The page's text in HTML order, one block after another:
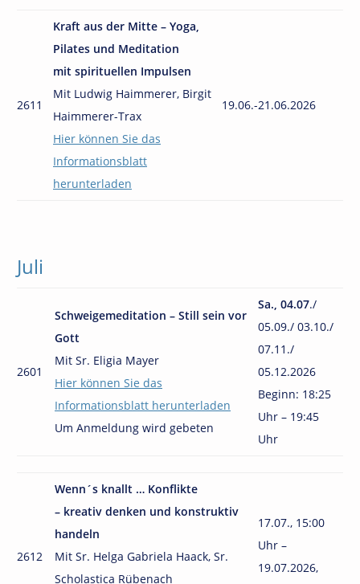
2611
Kraft aus der Mitte – Yoga,
Pilates und Meditation
mit spirituellen Impulsen
Mit Ludwig Haimmerer, Birgit
Haimmerer-Trax
Hier können Sie das
Informationsblatt
herunterladen
19.06.-21.06.2026
Juli
2601
Schweigemeditation – Still sein vor
Gott
Mit Sr. Eligia Mayer
Hier können Sie das
Informationsblatt herunterladen
Um Anmeldung wird gebeten
Sa., 04.07./
05.09./ 03.10./
07.11./
05.12.2026
Beginn: 18:25
Uhr – 19:45
Uhr
2612
Wenn´s knallt … Konflikte
– kreativ denken und konstruktiv
handeln
Mit Sr. Helga Gabriela Haack, Sr.
Scholastica Rübenach
17.07., 15:00
Uhr –
19.07.2026,